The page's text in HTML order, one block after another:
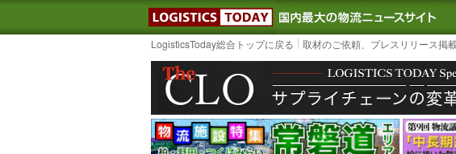
LOGISTICS TODAY｜国内最
LogisticsToday総合トップに戻る 取材のご依頼、プレスリリース掲